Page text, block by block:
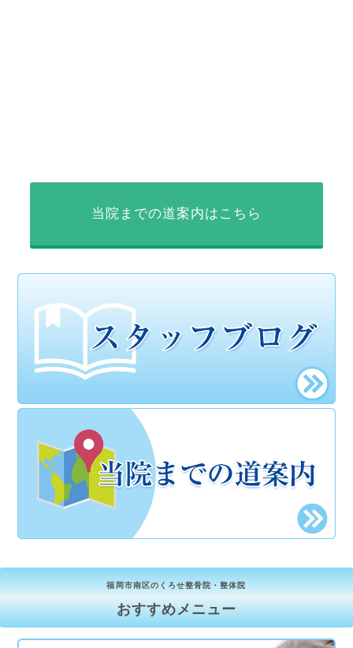
当院までの道案内はこちら
福岡市南区のくろせ整骨院・整体院
おすすめメニュー